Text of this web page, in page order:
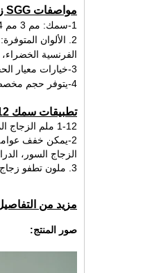
اتصل الآن
مواصفات SGG زجاج ملون:
1-سمك: مم 3 مم 4 مم 5 مم 5.5 مم 6 مم 8 مم 10 مم 12
2. الألوان
الفرنسية
3-خيارات معيار الحجم: 1650mmx2140mm، 1830mmx2440mm، 2140 مم * 3300 مم، 2440 ملم * 3300 مم، 2250mmx3300mm
4-يتوفر حجم مخصصة
تطبيقات سمك 12 ملم "الزجاج تعدت الأخضر الفرنسية":
1-12 ملم الزجاج المصقول خضراء خفيفة يمكن استخدامها مباشرة للنوافذ والأبواب
الزجاج السور،
3. ملون تطفو زجاج 12 مم الأخضر الفرنسي يكون مرآة الصف يمكن أن تنتج عن الفرنسية مرآة ملون أخضر.
مزيد من التفاصيل عن 12 مم سمك ملون الزجاج
صور المنتج: